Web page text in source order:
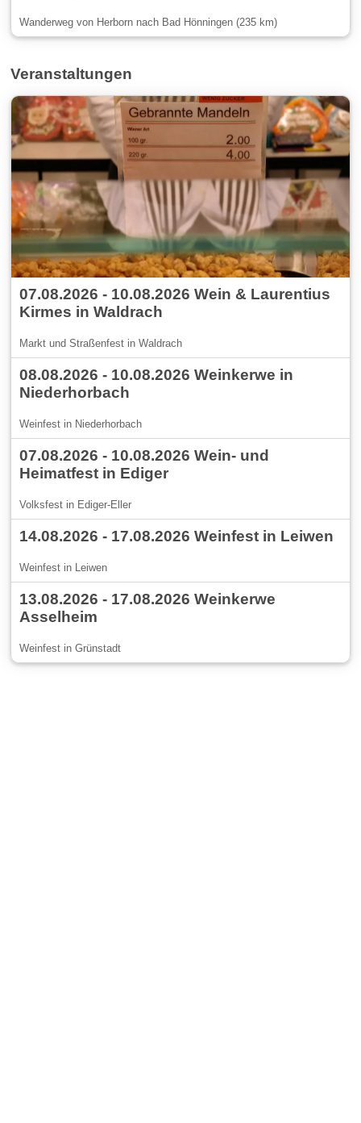
Wanderweg von Herborn nach Bad Hönningen (235 km)
Veranstaltungen
07.08.2026 - 10.08.2026 Wein & Laurentius
Kirmes in Waldrach
Markt und Straßenfest in Waldrach
08.08.2026 - 10.08.2026 Weinkerwe in
Niederhorbach
Weinfest in Niederhorbach
07.08.2026 - 10.08.2026 Wein- und
Heimatfest in Ediger
Volksfest in Ediger-Eller
14.08.2026 - 17.08.2026 Weinfest in Leiwen
Weinfest in Leiwen
13.08.2026 - 17.08.2026 Weinkerwe
Asselheim
Weinfest in Grünstadt